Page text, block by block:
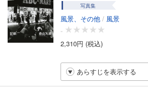
写真集
風景、その他 / 風景
-
2,310円 (税込)
あらすじを表示する